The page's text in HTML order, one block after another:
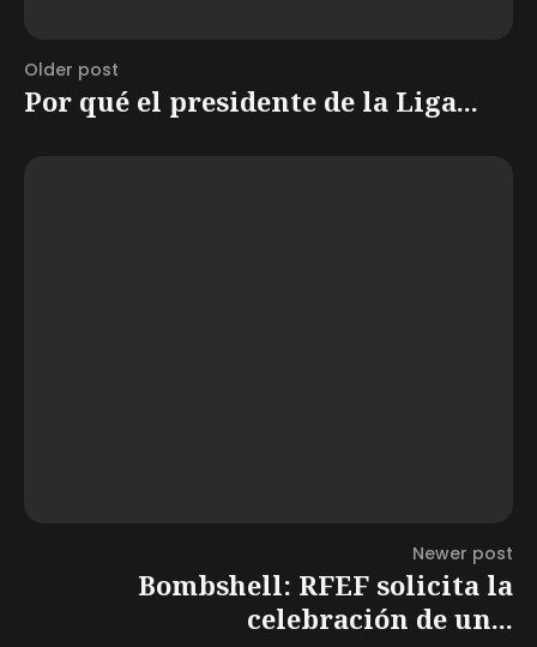
Older post
Por qué el presidente de la Liga...
Newer post
Bombshell: RFEF solicita la
celebración de un...